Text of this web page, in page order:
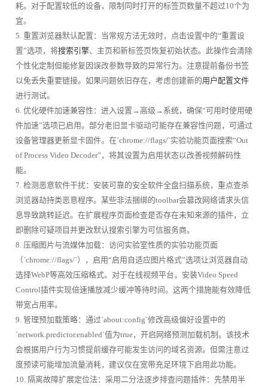
耗。对于配置较低的设备，限制同时打开的标签页数量不超过10个为
宜。
5. 重置浏览器默认配置：当常规方法无效时，点击设置中的“重置设
置”选项，将搜索引擎、主页和新标签页恢复初始状态。此操作会清除
个性化定制但能修复因误改参数导致的异常行为。注意提前备份书签
以免丢失重要链接。如果问题依旧存在，考虑创建新的用户配置文件
进行测试。
6. 优化硬件加速兼容性：进入设置→高级→系统，确保“可用时使用硬
件加速”选项已启用。部分老旧显卡驱动可能存在兼容性问题，可通过
设备管理器更新显卡固件。在`chrome://flags/`实验功能页面搜索“Out
of Process Video Decoder”，将其设置为启用状态以改善视频解码性
能。
7. 检测恶意软件干扰：安装可靠的安全软件全盘扫描系统，重点查杀
浏览器劫持类恶意程序。某些非法捆绑的toolbar会篡改网络请求头信
息导致跳转延迟。在扩展程序页面检查是否存在未知来源的插件，立
即删除可疑项目并更改默认搜索引擎为可信服务商。
8. 压缩图片与流媒体加载：访问实验室性质的实验功能页面
（`chrome://flags/`），启用“启用自适应图片格式”选项让浏览器自动
选择WebP等高效压缩格式。对于在线视频平台，安装Video Speed
Control插件实现倍速播放减少缓冲等待时间。这两个措施能有效降低
带宽占用率。
9. 管理预加载策略：通过`about:config`修改高级偏好设置中的
`network.predictor.enabled`值为true，开启网络预测加载机制。该技术
会根据用户行为习惯提前缓存可能发生访问的域名资源。但需注意过
度预读可能增加流量消耗，建议仅在宽带充足环境下启用此功能。
10. 隔离故障扩展定位法：采用二分法逐步排查问题插件：先禁用半